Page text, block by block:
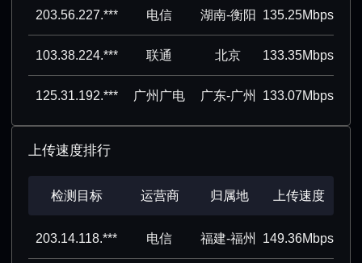
203.56.227.*** 电信 湖南-衡阳 135.25Mbps
103.38.224.*** 联通 北京 133.35Mbps
125.31.192.*** 广州广电 广东-广州 133.07Mbps
上传速度排行
检测目标 运营商 归属地 上传速度
203.14.118.*** 电信 福建-福州 149.36Mbps